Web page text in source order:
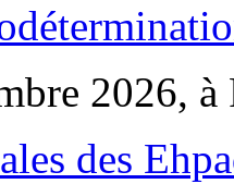
2026, à
des